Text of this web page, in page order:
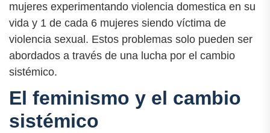
mujeres experimentando violencia domestica en su
vida y 1 de cada 6 mujeres siendo víctima de
violencia sexual. Estos problemas solo pueden ser
abordados a través de una lucha por el cambio
sistémico.
El feminismo y el cambio
sistémico